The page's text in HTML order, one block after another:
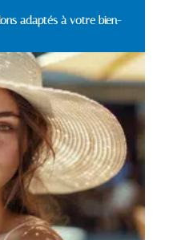
adaptés à votre bien-